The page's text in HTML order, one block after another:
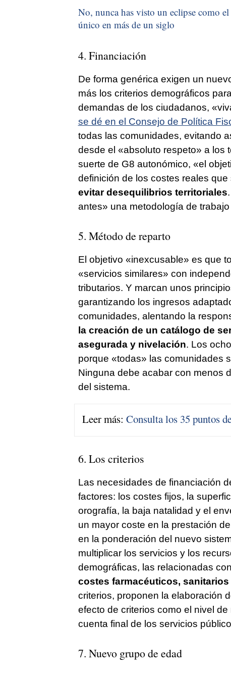
No, nunca has visto un eclipse como
único en más de un siglo
4. Financiación
De forma genérica exigen un
más los criterios demográficos
demandas de los ciudadanos,
se dé en el Consejo de Política
todas las comunidades, evitando
desde el «absoluto respeto» a los
suerte de G8 autonómico, «el
definición de los costes reales
evitar desequilibrios territoriales
antes» una metodología de
5. Método de reparto
El objetivo «inexcusable» es que
«servicios similares» con
tributarios. Y marcan unos
garantizando los ingresos
comunidades, alentando la
la creación de un catálogo de
asegurada y nivelación. Los
porque «todas» las comunidades
Ninguna debe acabar con menos
del sistema.
Leer más: Consulta los 35 puntos
6. Los criterios
Las necesidades de financiación
factores: los costes fijos, la
orografía, la baja natalidad y el
un mayor coste en la prestación
en la ponderación del nuevo
multiplicar los servicios y los
demográficas, las relacionadas
costes farmacéuticos,
criterios, proponen la elaboración
efecto de criterios como el nivel
cuenta final de los servicios
7. Nuevo grupo de edad